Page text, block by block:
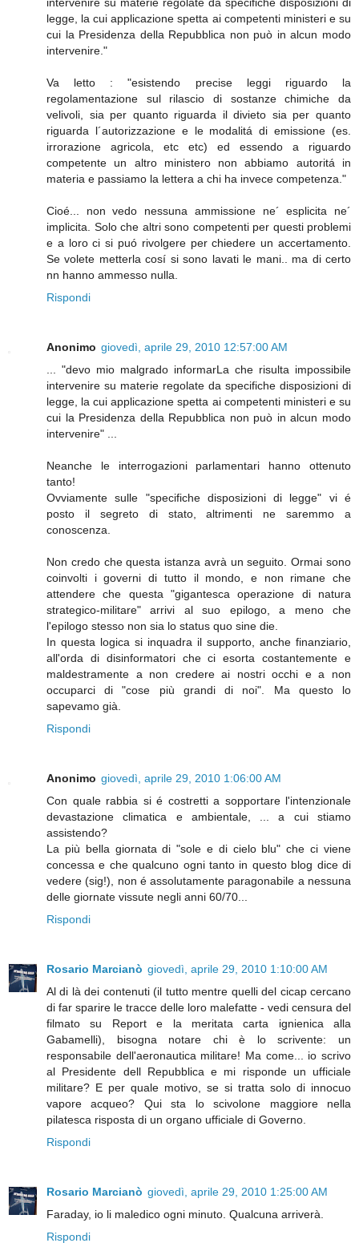
intervenire su materie regolate da specifiche disposizioni di
legge, la cui applicazione spetta ai competenti ministeri e su
cui la Presidenza della Repubblica non può in alcun modo
intervenire."
Va letto : "esistendo precise leggi riguardo la
regolamentazione sul rilascio di sostanze chimiche da
velivoli, sia per quanto riguarda il divieto sia per quanto
riguarda l´autorizzazione e le modalitá di emissione (es.
irrorazione agricola, etc etc) ed essendo a riguardo
competente un altro ministero non abbiamo autoritá in
materia e passiamo la lettera a chi ha invece competenza."
Cioé... non vedo nessuna ammissione ne´ esplicita ne´
implicita. Solo che altri sono competenti per questi problemi
e a loro ci si puó rivolgere per chiedere un accertamento.
Se volete metterla cosí si sono lavati le mani.. ma di certo
nn hanno ammesso nulla.
Rispondi
Anonimo giovedì, aprile 29, 2010 12:57:00 AM
... "devo mio malgrado informarLa che risulta impossibile
intervenire su materie regolate da specifiche disposizioni di
legge, la cui applicazione spetta ai competenti ministeri e su
cui la Presidenza della Repubblica non può in alcun modo
intervenire" ...
Neanche le interrogazioni parlamentari hanno ottenuto
tanto!
Ovviamente sulle "specifiche disposizioni di legge" vi é
posto il segreto di stato, altrimenti ne saremmo a
conoscenza.
Non credo che questa istanza avrà un seguito. Ormai sono
coinvolti i governi di tutto il mondo, e non rimane che
attendere che questa "gigantesca operazione di natura
strategico-militare" arrivi al suo epilogo, a meno che
l'epilogo stesso non sia lo status quo sine die.
In questa logica si inquadra il supporto, anche finanziario,
all'orda di disinformatori che ci esorta costantemente e
maldestramente a non credere ai nostri occhi e a non
occuparci di "cose più grandi di noi". Ma questo lo
sapevamo già.
Rispondi
Anonimo giovedì, aprile 29, 2010 1:06:00 AM
Con quale rabbia si é costretti a sopportare l'intenzionale
devastazione climatica e ambientale, ... a cui stiamo
assistendo?
La più bella giornata di "sole e di cielo blu" che ci viene
concessa e che qualcuno ogni tanto in questo blog dice di
vedere (sig!), non é assolutamente paragonabile a nessuna
delle giornate vissute negli anni 60/70...
Rispondi
Rosario Marcianò giovedì, aprile 29, 2010 1:10:00 AM
Al di là dei contenuti (il tutto mentre quelli del cicap cercano
di far sparire le tracce delle loro malefatte - vedi censura del
filmato su Report e la meritata carta ignienica alla
Gabamelli), bisogna notare chi è lo scrivente: un
responsabile dell'aeronautica militare! Ma come... io scrivo
al Presidente dell Repubblica e mi risponde un ufficiale
militare? E per quale motivo, se si tratta solo di innocuo
vapore acqueo? Qui sta lo scivolone maggiore nella
pilatesca risposta di un organo ufficiale di Governo.
Rispondi
Rosario Marcianò giovedì, aprile 29, 2010 1:25:00 AM
Faraday, io li maledico ogni minuto. Qualcuna arriverà.
Rispondi